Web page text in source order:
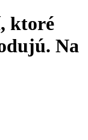
ktoré
Na